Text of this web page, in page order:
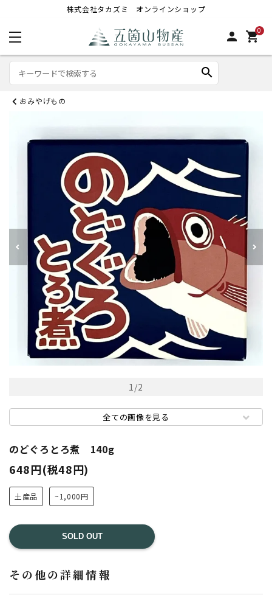
株式会社タカズミ オンラインショップ
person 0
shopping_cart
search
おみやげもの
1/2
全ての画像を見る
のどぐろとろ煮 140g
648円(税48円)
土産品 ~1,000円
SOLD OUT
その他の詳細情報